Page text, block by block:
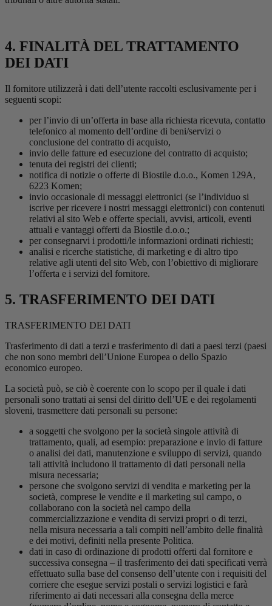
4. FINALITÀ DEL TRATTAMENTO
DEI DATI
Il fornitore utilizzerà i dati dell’utente raccolti esclusivamente per i
seguenti scopi:
per l’invio di un’offerta in base alla richiesta ricevuta, contatto
telefonico al momento dell’ordine di beni/servizi o
conclusione del contratto di acquisto,
invio delle fatture ed esecuzione del contratto di acquisto;
tenuta dei registri dei clienti;
notifica di notizie o offerte di Biostile d.o.o., Komen 129A,
6223 Komen;
invio occasionale di messaggi elettronici (se l’individuo si
iscrive per ricevere i nostri messaggi elettronici) con contenuti
relativi al sito Web e offerte speciali, avvisi, articoli, eventi
attuali e vantaggi offerti da Biostile d.o.o.;
per consegnarvi i prodotti/le informazioni ordinati richiesti;
analisi e ricerche statistiche, di marketing e di altro tipo
relative agli utenti del sito Web, con l’obiettivo di migliorare
l’offerta e i servizi del fornitore.
5. TRASFERIMENTO DEI DATI
TRASFERIMENTO DEI DATI
Trasferimento di dati a terzi e trasferimento di dati a paesi terzi (paesi
che non sono membri dell’Unione Europea o dello Spazio
economico europeo.
La società può, se ciò è coerente con lo scopo per il quale i dati
personali sono trattati ai sensi del diritto dell’UE e dei regolamenti
sloveni, trasmettere dati personali su persone:
a soggetti che svolgono per la società singole attività di
trattamento, quali, ad esempio: preparazione e invio di fatture
o analisi dei dati, manutenzione e sviluppo di servizi, quando
tali attività includono il trattamento di dati personali nella
misura necessaria;
persone che svolgono servizi di vendita e marketing per la
società, comprese le vendite e il marketing sul campo, o
collaborano con la società nel campo della
commercializzazione e vendita di servizi propri o di terzi,
nella misura necessaria a tali compiti nell’ambito delle finalità
e dei motivi, definiti nella presente Politica.
dati in caso di ordinazione di prodotti offerti dal fornitore e
successiva consegna – il trasferimento dei dati specificati verrà
effettuato sulla base del consenso dell’utente con i requisiti del
corriere che esegue servizi postali o servizi logistici e farà
riferimento ai dati necessari alla consegna della merce